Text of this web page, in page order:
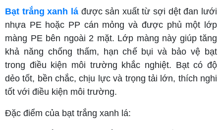
Bạt trắng xanh lá được sản xuất từ sợi dệt đan lưới
nhựa PE hoặc PP cán mỏng và được phủ một lớp
màng PE bên ngoài 2 mặt. Lớp màng này giúp tăng
khả năng chống thấm, hạn chế bụi và bảo vệ bạt
trong điều kiện môi trường khắc nghiệt. Bạt có độ
dẻo tốt, bền chắc, chịu lực và trọng tải lớn, thích nghi
tốt với điều kiện môi trường.
Đặc điểm của bạt trắng xanh lá: